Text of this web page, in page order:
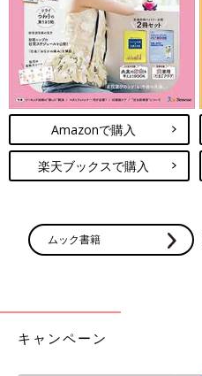
Amazonで購入
楽天ブックスで購入
ムック書籍
キャンペーン